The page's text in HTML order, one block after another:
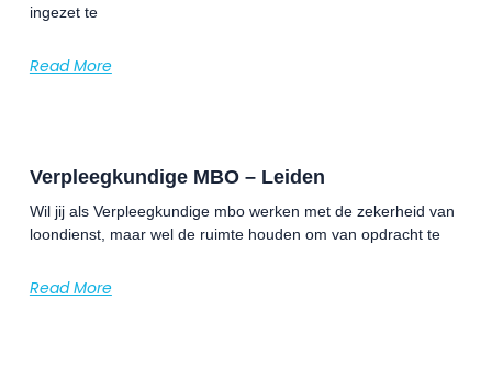
ingezet te
Read More
Verpleegkundige MBO – Leiden
Wil jij als Verpleegkundige mbo werken met de zekerheid van
loondienst, maar wel de ruimte houden om van opdracht te
Read More